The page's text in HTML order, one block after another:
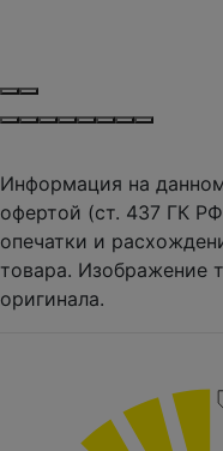
Информация на
офертой (ст. 437 ГК
опечатки и
товара. Изображение
оригинала.